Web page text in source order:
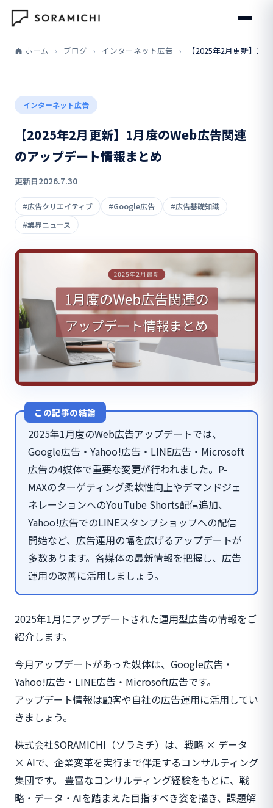
ホーム › ブログ › インターネット広告 › 【2025年2月更新】1
インターネット広告
【2025年2月更新】1月度のWeb広告関連
のアップデート情報まとめ
更新日2026.7.30
#広告クリエイティブ #Google広告
#広告基礎知識
#業界ニュース
この記事の結論
2025年1月度のWeb広告アップデートでは、
Google広告・Yahoo!広告・LINE広告・Microsoft
広告の4媒体で重要な変更が行われました。P-
MAXのターゲティング柔軟性向上やデマンドジェ
ネレーションへのYouTube Shorts配信追加、
Yahoo!広告でのLINEスタンプショップへの配信
開始など、広告運用の幅を広げるアップデートが
多数あります。各媒体の最新情報を把握し、広告
運用の改善に活用しましょう。
2025年1月にアップデートされた運用型広告の情報をご
紹介します。
今月アップデートがあった媒体は、Google広告・
Yahoo!広告・LINE広告・Microsoft広告です。
アップデート情報は顧客や自社の広告運用に活用してい
きましょう。
株式会社SORAMICHI（ソラミチ）は、戦略 × データ
× AIで、企業変革を実行まで伴走するコンサルティング
集団です。 豊富なコンサルティング経験をもとに、戦
略・データ・AIを踏まえた目指すべき姿を描き、課題解